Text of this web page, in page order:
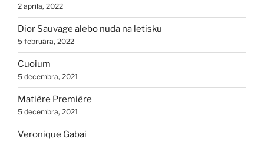
2 apríla, 2022
Dior Sauvage alebo nuda na letisku
5 februára, 2022
Cuoium
5 decembra, 2021
Matière Première
5 decembra, 2021
Veronique Gabai